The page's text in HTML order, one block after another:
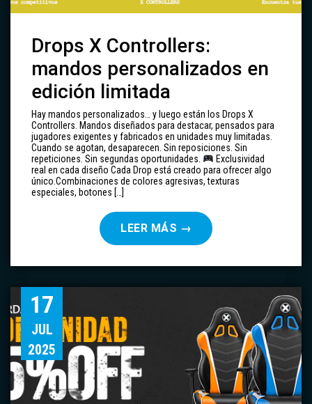
Drops X Controllers:
mandos personalizados en
edición limitada
Hay mandos personalizados… y luego están los Drops X
Controllers. Mandos diseñados para destacar, pensados para
jugadores exigentes y fabricados en unidades muy limitadas.
Cuando se agotan, desaparecen. Sin reposiciones. Sin
repeticiones. Sin segundas oportunidades.
Exclusividad
real en cada diseño Cada Drop está creado para ofrecer algo
único.Combinaciones de colores agresivas, texturas
especiales, botones […]
LEER MÁS →
17
JUL
2025